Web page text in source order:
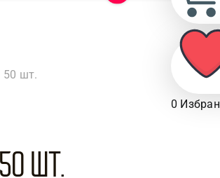
0
50 шт.
шт.